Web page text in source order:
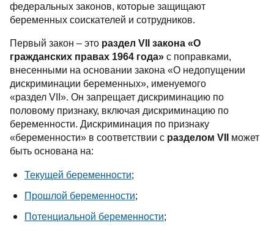
федеральных законов, которые защищают
беременных соискателей и сотрудников.
Первый закон – это раздел VII закона «О
гражданских правах 1964 года» с поправками,
внесенными на основании закона «О недопущении
дискриминации беременных», именуемого
«раздел VII ». Он запрещает дискриминацию по
половому признаку, включая дискриминацию по
беременности. Дискриминация по признаку
«беременности» в соответствии с разделом VII
может
быть основана на:
Текущей беременности;
Прошлой беременности;
Потенциальной беременности;